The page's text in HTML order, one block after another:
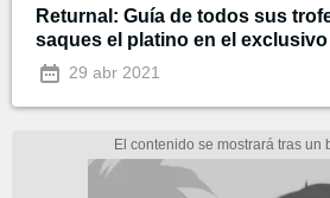
Returnal: Guía de todos sus
saques el platino en el exclusivo
29 abr 2021